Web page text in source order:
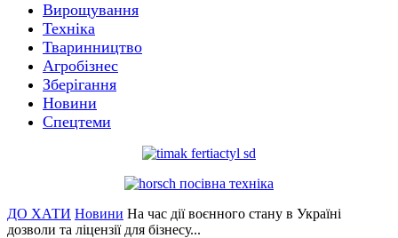
Вирощування
Техніка
Тваринництво
Агробізнес
Зберігання
Новини
Спецтеми
ДО ХАТИ Новини На час дії воєнного стану в Україні
дозволи та ліцензії для бізнесу...